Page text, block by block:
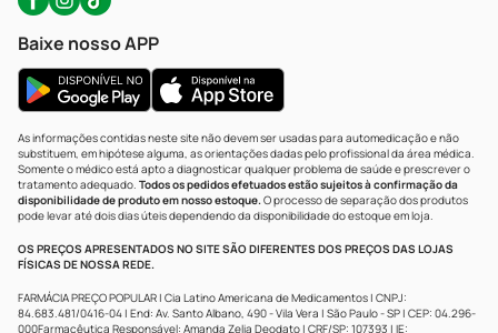
Baixe nosso APP
As informações contidas neste site não devem ser usadas para automedicação e não
substituem, em hipótese alguma, as orientações dadas pelo profissional da área médica.
Somente o médico está apto a diagnosticar qualquer problema de saúde e prescrever o
tratamento adequado. Todos os pedidos efetuados estão sujeitos à confirmação da
disponibilidade de produto em nosso estoque.O processo de separação dos produtos
pode levar até dois dias úteis dependendo da disponibilidade do estoque em loja.
OS PREÇOS APRESENTADOS NO SITE SÃO DIFERENTES DOS PREÇOS DAS LOJAS
FÍSICAS DE NOSSA REDE.
FARMÁCIA PREÇO POPULAR | Cia Latino Americana de Medicamentos | CNPJ:
84.683.481/0416-04 | End: Av. Santo Albano, 490 - Vila Vera | São Paulo - SP | CEP: 04.296-
000Farmacêutica Responsável: Amanda Zelia Deodato | CRF/SP: 107393 | IE: